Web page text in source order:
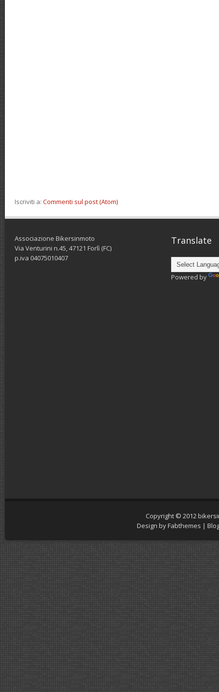
Iscriviti a: Commenti sul post (Atom)
Associazione Bikersinmoto
Via Venturini n.45, 47121 Forlì (FC)
p.iva 04075010407
Translate
Powered by
Copyright © 2012
Design byFabthemes |